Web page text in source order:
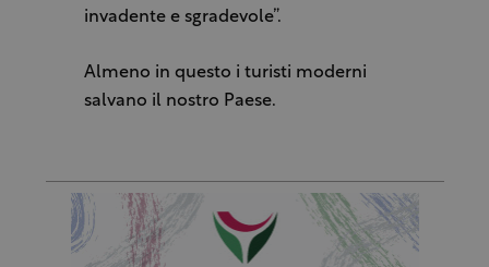
invadente e sgradevole”.
Almeno in questo i turisti moderni
salvano il nostro Paese.